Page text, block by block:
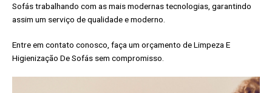
Sofás trabalhando com as mais modernas tecnologias, garantindo
assim um serviço de qualidade e moderno.
Entre em contato conosco, faça um orçamento de Limpeza E
Higienização De Sofás sem compromisso.